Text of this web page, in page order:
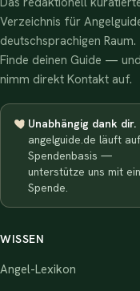
Verzeichnis für
deutschsprachigen Raum.
Finde deinen Guide — und
nimm direkt Kontakt auf.
Unabhängig dank dir.
angelguide.de läuft auf
Spendenbasis —
unterstütze uns mit
Spende.
WISSEN
Angel-Lexikon